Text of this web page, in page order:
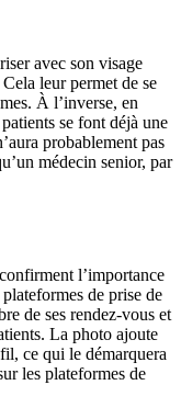
avec son visage
leur permet de se
À l’inverse, en
se font déjà une
probablement pas
médecin senior, par
l’importance
de prise de
de ses rendez-vous et
La photo ajoute
ce qui le démarquera
les plateformes de